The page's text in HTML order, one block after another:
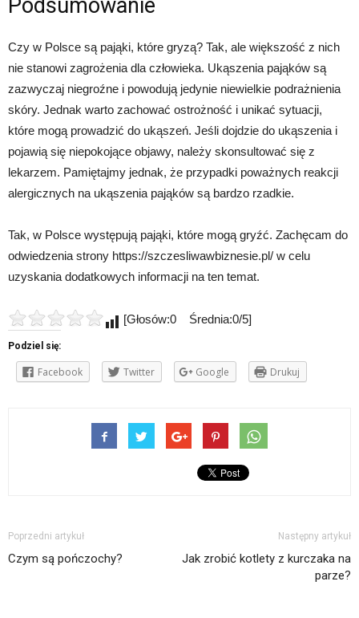
Podsumowanie
Czy w Polsce są pająki, które gryzą? Tak, ale większość z nich
nie stanowi zagrożenia dla człowieka. Ukąszenia pająków są
zazwyczaj niegroźne i powodują jedynie niewielkie podrażnienia
skóry. Jednak warto zachować ostrożność i unikać sytuacji,
które mogą prowadzić do ukąszeń. Jeśli dojdzie do ukąszenia i
pojawią się niepokojące objawy, należy skonsultować się z
lekarzem. Pamiętajmy jednak, że przypadki poważnych reakcji
alergicznych na ukąszenia pająków są bardzo rzadkie.
Tak, w Polsce występują pająki, które mogą gryźć. Zachęcam do
odwiedzenia strony https://szczesliwawbiznesie.pl/ w celu
uzyskania dodatkowych informacji na ten temat.
[Głosów:0 Średnia:0/5]
Podziel się:
Facebook Twitter Google Drukuj
Poprzedni artykuł
Czym są pończochy?
Następny artykuł
Jak zrobić kotlety z kurczaka na
parze?